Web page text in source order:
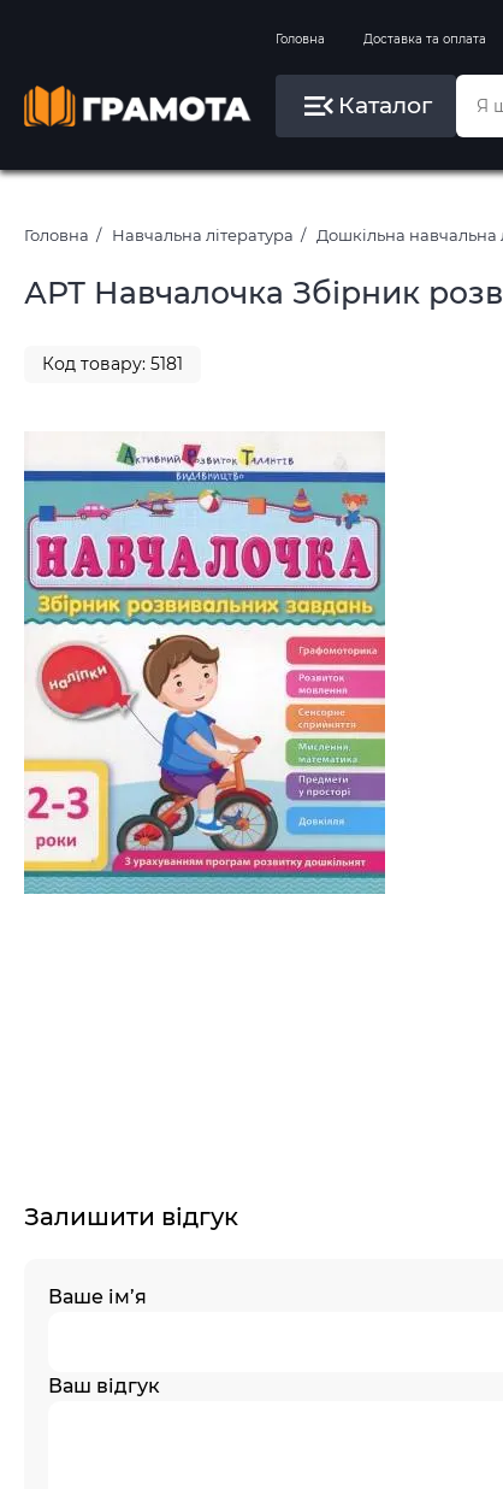
Головна Доставка та оплата
Каталог
Вправи на зимові канікули
Літо, пляж, плавання, басейни
Картини за номерами
Головна Навчальна література Дошкільна навчальна
АРТ Навчалочка Збірник
Код товару: 5181
Залишити відгук
Ваше ім’я
Ваш відгук